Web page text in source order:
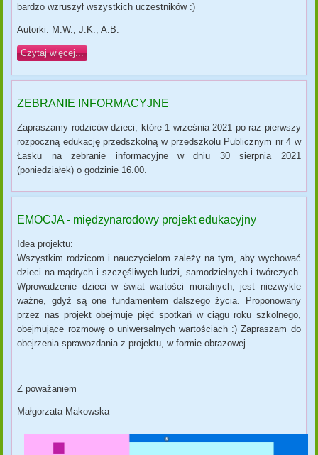
bardzo wzruszył wszystkich uczestników :)
Autorki: M.W., J.K., A.B.
Czytaj więcej...
ZEBRANIE INFORMACYJNE
Zapraszamy rodziców dzieci, które 1 września 2021 po raz pierwszy
rozpoczną edukację przedszkolną w przedszkolu Publicznym nr 4 w
Łasku na zebranie informacyjne w dniu 30 sierpnia 2021
(poniedziałek) o godzinie 16.00.
EMOCJA - międzynarodowy projekt edukacyjny
Idea projektu:
Wszystkim rodzicom i nauczycielom zależy na tym, aby wychować
dzieci na mądrych i szczęśliwych ludzi, samodzielnych i twórczych.
Wprowadzenie dzieci w świat wartości moralnych, jest niezwykle
ważne, gdyż są one fundamentem dalszego życia. Proponowany
przez nas projekt obejmuje pięć spotkań w ciągu roku szkolnego,
obejmujące rozmowę o uniwersalnych wartościach :) Zapraszam do
obejrzenia sprawozdania z projektu, w formie obrazowej.
Z poważaniem
Małgorzata Makowska